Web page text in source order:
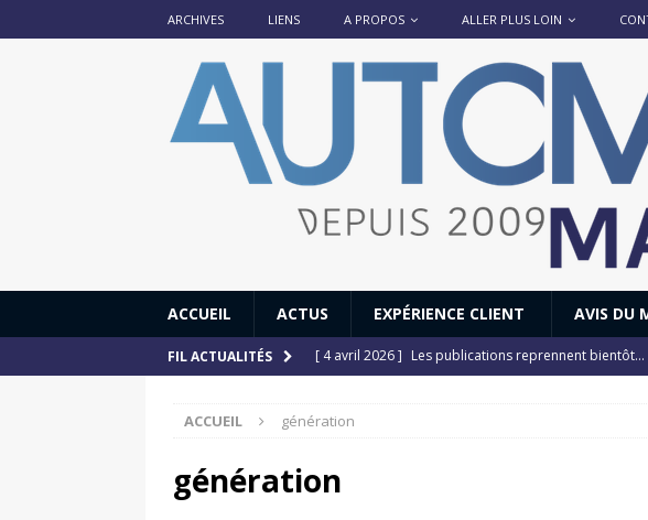
ARCHIVES LIENS A PROPOS ALLER PLUS LOIN
ACCUEIL ACTUS EXPÉRIENCE CLIENT AVIS DU
FIL ACTUALITÉS [ 4 avril 2026 ] Les publications reprennent bientôt…
[ 12 juillet 2025 ]
ACCUEIL génération
génération